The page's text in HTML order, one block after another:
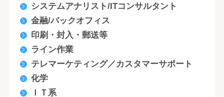
システムアナリスト/ITコンサルタント
金融/バックオフィス
印刷・封入・郵送等
ライン作業
テレマーケティング／カスタマーサポート
化学
ＩＴ系